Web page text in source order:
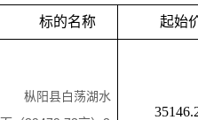
标的名称 起始
枞阳县白荡湖水